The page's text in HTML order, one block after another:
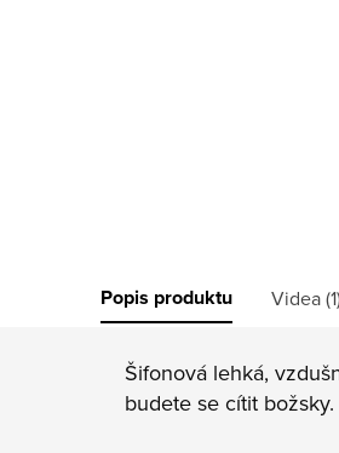
Popis produktu Videa
Šifonová lehká,
budete se cítit božsky.